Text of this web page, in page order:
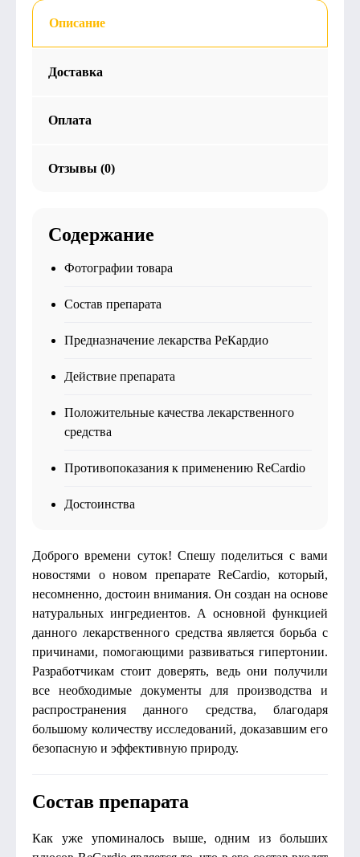
Описание
Доставка
Оплата
Отзывы (0)
Содержание
Фотографии товара
Состав препарата
Предназначение лекарства РеКардио
Действие препарата
Положительные качества лекарственного
средства
Противопоказания к применению ReCardio
Достоинства
Доброго времени суток! Спешу поделиться с вами
новостями о новом препарате ReCardio, который,
несомненно, достоин внимания. Он создан на основе
натуральных ингредиентов. А основной функцией
данного лекарственного средства является борьба с
причинами, помогающими развиваться гипертонии.
Разработчикам стоит доверять, ведь они получили
все необходимые документы для производства и
распространения данного средства, благодаря
большому количеству исследований, доказавшим его
безопасную и эффективную природу.
Состав препарата
Как уже упоминалось выше, одним из больших